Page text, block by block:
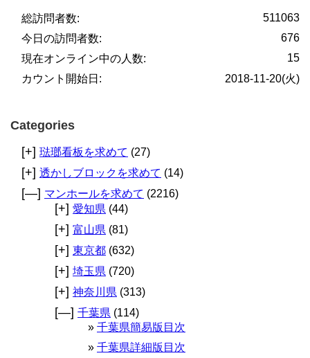
511063
総訪問者数:
676
今日の訪問者数:
15
現在オンライン中の人数:
2018-11-20(火)
カウント開始日:
Categories
[+] 琺瑯看板を求めて (27)
[+] 透かしブロックを求めて (14)
[—] マンホールを求めて (2216)
[+] 愛知県 (44)
[+] 富山県 (81)
[+] 東京都 (632)
[+] 埼玉県 (720)
[+] 神奈川県 (313)
[—] 千葉県 (114)
千葉県簡易版目次
千葉県詳細版目次